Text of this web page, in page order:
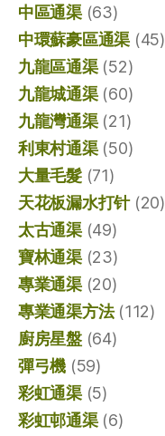
中區通渠(63)
中環蘇豪區通渠 (45)
九龍區通渠(52)
九龍城通渠(60)
九龍灣通渠(21)
利東村通渠(50)
大量毛髮(71)
天花板漏水打针(20)
太古通渠(49)
寶林通渠(23)
專業通渠(20)
專業通渠方法(112)
廚房星盤(64)
彈弓機 (59)
彩虹通渠(5)
彩虹邨通渠(6)